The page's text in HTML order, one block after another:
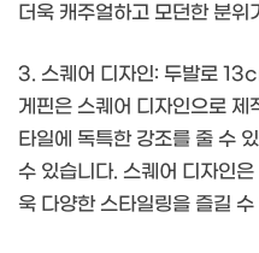
더욱 캐주얼하고 모던한 분위
3. 스퀘어 디자인: 두발로
게핀은 스퀘어 디자인으로
타일에 독특한 강조를 줄 수
수 있습니다. 스퀘어 디자인
욱 다양한 스타일링을 즐길 수